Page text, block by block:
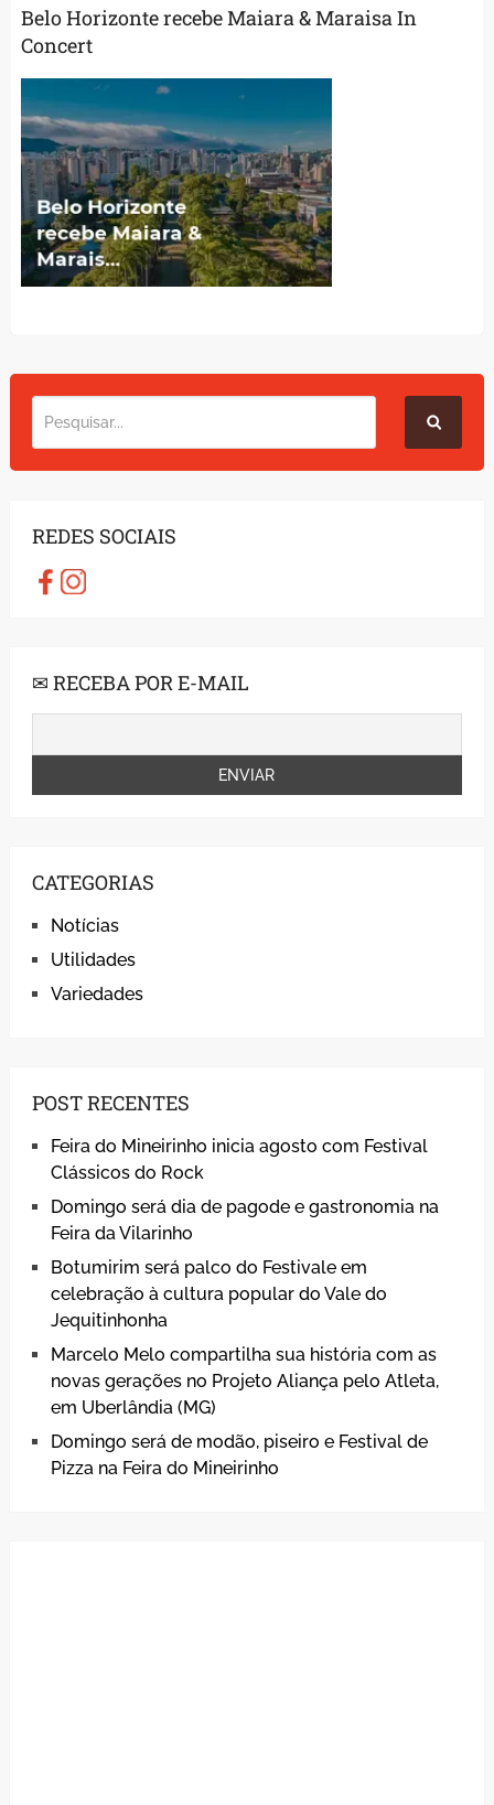
Belo Horizonte recebe Maiara & Maraisa In
Concert
REDES SOCIAIS
✉ RECEBA POR E-MAIL
CATEGORIAS
Notícias
Utilidades
Variedades
POST RECENTES
Feira do Mineirinho inicia agosto com Festival
Clássicos do Rock
Domingo será dia de pagode e gastronomia na
Feira da Vilarinho
Botumirim será palco do Festivale em
celebração à cultura popular do Vale do
Jequitinhonha
Marcelo Melo compartilha sua história com as
novas gerações no Projeto Aliança pelo Atleta,
em Uberlândia (MG)
Domingo será de modão, piseiro e Festival de
Pizza na Feira do Mineirinho